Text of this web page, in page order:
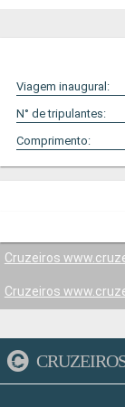
Viagem inaugural:
N° de tripulantes:
Comprimento:
Cruzeiros
Cruzeiros